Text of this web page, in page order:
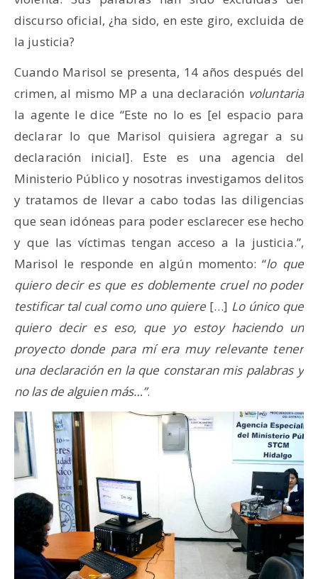
discurso oficial, ¿ha sido, en este giro, excluida de
la justicia?
Cuando Marisol se presenta, 14 años después del
crimen, al mismo MP a una declaración voluntaria
la agente le dice “Este no lo es [el espacio para
declarar lo que Marisol quisiera agregar a su
declaración inicial]. Este es una agencia del
Ministerio Público y nosotras investigamos delitos
y tratamos de llevar a cabo todas las diligencias
que sean idóneas para poder esclarecer ese hecho
y que las víctimas tengan acceso a la justicia.”,
Marisol le responde en algún momento: “lo que
quiero decir es que es doblemente cruel no poder
testificar tal cual como uno quiere […] Lo único que
quiero decir es eso, que yo estoy haciendo un
proyecto donde para mí era muy relevante tener
una declaración en la que constaran mis palabras y
no las de alguien más…”.